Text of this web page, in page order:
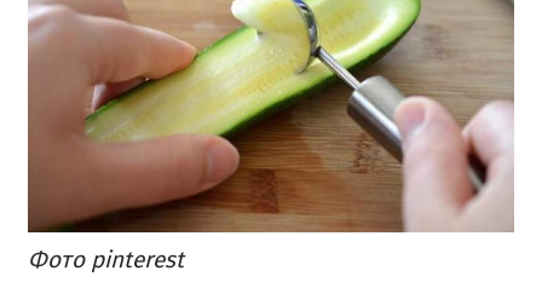
Фото pinterest